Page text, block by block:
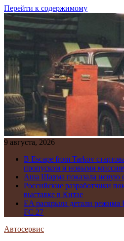
Перейти к содержимому
9 августа, 2026
В Escape from Tarkov
пропуском и новыми
Аша Шарма показала новую
Российские разработчики
выставке в Китае
EA раскрыла детали режима
FC 27
Автосервис